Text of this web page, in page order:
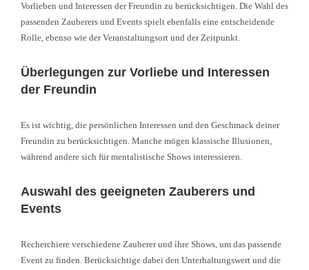
Vorlieben und Interessen der Freundin zu berücksichtigen. Die Wahl des
passenden Zauberers und Events spielt ebenfalls eine entscheidende
Rolle, ebenso wie der Veranstaltungsort und der Zeitpunkt.
Überlegungen zur Vorliebe und Interessen
der Freundin
Es ist wichtig, die persönlichen Interessen und den Geschmack deiner
Freundin zu berücksichtigen. Manche mögen klassische Illusionen,
während andere sich für mentalistische Shows interessieren.
Auswahl des geeigneten Zauberers und
Events
Recherchiere verschiedene Zauberer und ihre Shows, um das passende
Event zu finden. Berücksichtige dabei den Unterhaltungswert und die